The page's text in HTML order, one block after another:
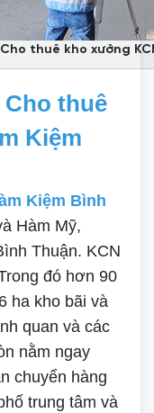
Cho thuê kho xưởng
thuê
Kiệm
Kiệm Bình
Hàm Mỹ,
Thuận. KCN
đó hơn 90
ha kho bãi và
quan và các
nằm ngay
chuyển hàng
trung tâm và